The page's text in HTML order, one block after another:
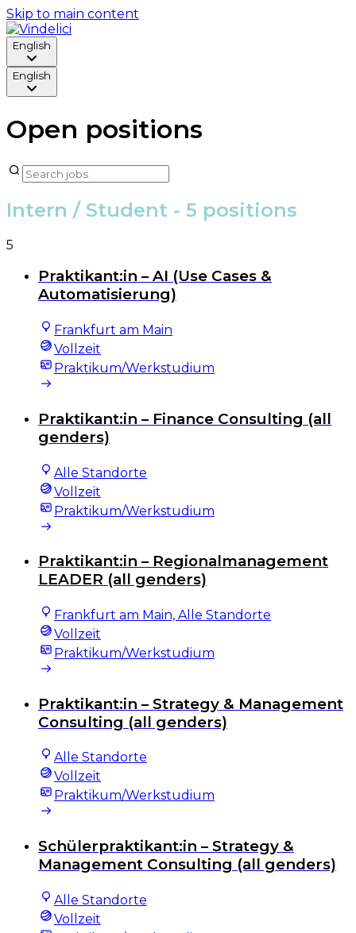
Skip to main content
English
English
Open positions
Intern / Student - 5 positions
5
Praktikant:in – AI (Use Cases &
Automatisierung)
Frankfurt am Main
Vollzeit
Praktikum/Werkstudium
Praktikant:in – Finance Consulting (all
genders)
Alle Standorte
Vollzeit
Praktikum/Werkstudium
Praktikant:in – Regionalmanagement
LEADER (all genders)
Frankfurt am Main, Alle Standorte
Vollzeit
Praktikum/Werkstudium
Praktikant:in – Strategy & Management
Consulting (all genders)
Alle Standorte
Vollzeit
Praktikum/Werkstudium
Schülerpraktikant:in – Strategy &
Management Consulting (all genders)
Alle Standorte
Vollzeit